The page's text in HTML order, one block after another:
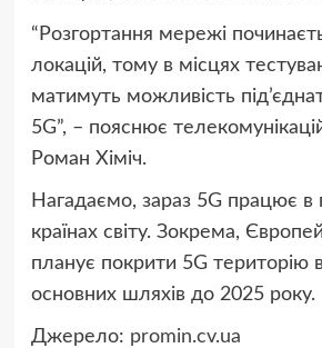
“Розгортання мережі
локацій, тому в місцях
матимуть можливість
5G”, – пояснює
Роман Хіміч.
Нагадаємо, зараз 5G працює в
країнах світу. Зокрема,
планує покрити 5G територію
основних шляхів до 2025 року.
Джерело: promin.cv.ua